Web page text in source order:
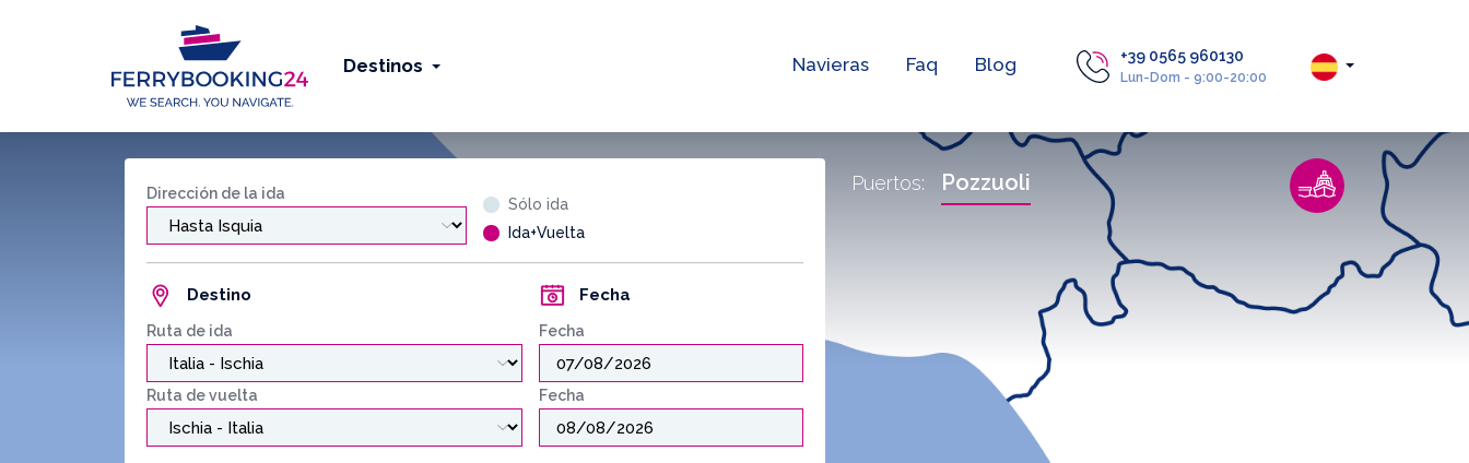
Destinos Navieras Faq Blog +39 0565 960130
Lun-Dom - 9:00-20:00
Dirección de la ida
Sólo ida
Ida+Vuelta
Destino
Ruta de ida
Fecha
Fecha
Ruta de vuelta Fecha
Puertos: Pozzuoli